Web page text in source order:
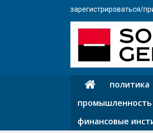
зарегистрироваться/
политика
промышленность
финансовые